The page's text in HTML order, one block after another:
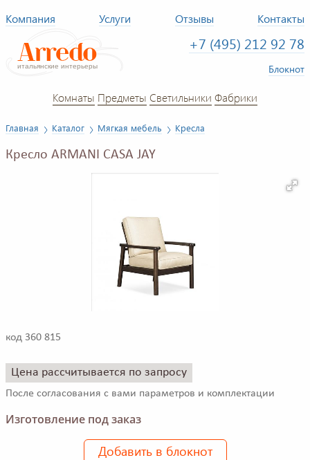
Компания Услуги Отзывы Контакты
+7 (495) 212 92 78
Блокнот
Комнаты Предметы Светильники Фабрики
Главная Каталог Мягкая мебель Кресла
Кресло ARMANI CASA JAY
код 360 815
Цена рассчитывается по запросу
После согласования с вами параметров и комплектации
Изготовление под заказ
Добавить в блокнот